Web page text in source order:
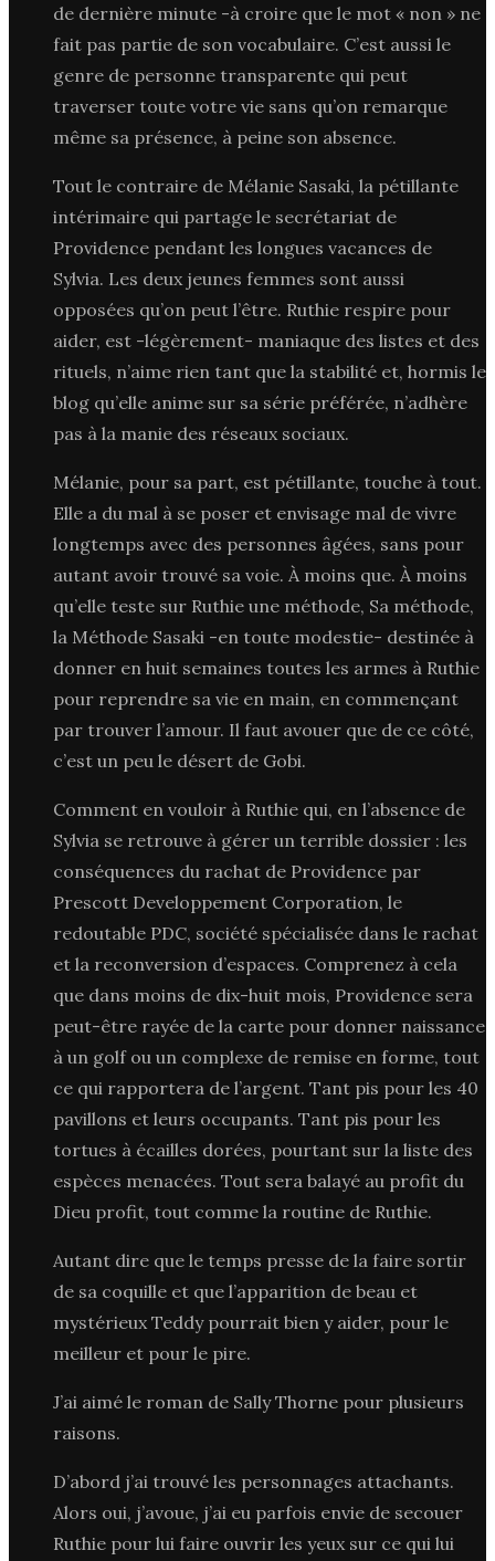
de dernière minute -à croire que le mot « non » ne
fait pas partie de son vocabulaire. C’est aussi le
genre de personne transparente qui peut
traverser toute votre vie sans qu’on remarque
même sa présence, à peine son absence.
Tout le contraire de Mélanie Sasaki, la pétillante
intérimaire qui partage le secrétariat de
Providence pendant les longues vacances de
Sylvia. Les deux jeunes femmes sont aussi
opposées qu’on peut l’être. Ruthie respire pour
aider, est -légèrement- maniaque des listes et des
rituels, n’aime rien tant que la stabilité et, hormis le
blog qu’elle anime sur sa série préférée, n’adhère
pas à la manie des réseaux sociaux.
Mélanie, pour sa part, est pétillante, touche à tout.
Elle a du mal à se poser et envisage mal de vivre
longtemps avec des personnes âgées, sans pour
autant avoir trouvé sa voie. À moins que. À moins
qu’elle teste sur Ruthie une méthode, Sa méthode,
la Méthode Sasaki -en toute modestie- destinée à
donner en huit semaines toutes les armes à Ruthie
pour reprendre sa vie en main, en commençant
par trouver l’amour. Il faut avouer que de ce côté,
c’est un peu le désert de Gobi.
Comment en vouloir à Ruthie qui, en l’absence de
Sylvia se retrouve à gérer un terrible dossier : les
conséquences du rachat de Providence par
Prescott Developpement Corporation, le
redoutable PDC, société spécialisée dans le rachat
et la reconversion d’espaces. Comprenez à cela
que dans moins de dix-huit mois, Providence sera
peut-être rayée de la carte pour donner naissance
à un golf ou un complexe de remise en forme, tout
ce qui rapportera de l’argent. Tant pis pour les 40
pavillons et leurs occupants. Tant pis pour les
tortues à écailles dorées, pourtant sur la liste des
espèces menacées. Tout sera balayé au profit du
Dieu profit, tout comme la routine de Ruthie.
Autant dire que le temps presse de la faire sortir
de sa coquille et que l’apparition de beau et
mystérieux Teddy pourrait bien y aider, pour le
meilleur et pour le pire.
J’ai aimé le roman de Sally Thorne pour plusieurs
raisons.
D’abord j’ai trouvé les personnages attachants.
Alors oui, j’avoue, j’ai eu parfois envie de secouer
Ruthie pour lui faire ouvrir les yeux sur ce qui lui